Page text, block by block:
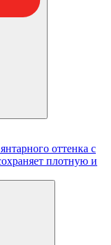
оттенка с
плотную и